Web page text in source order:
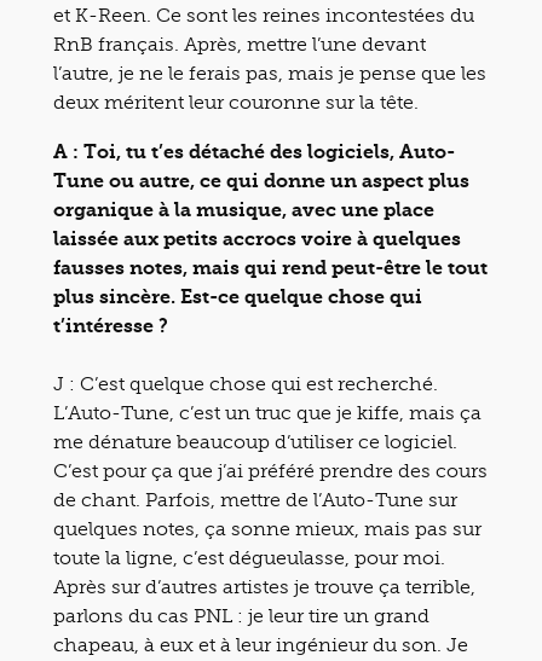
et K-Reen. Ce sont les reines incontestées du
RnB français. Après, mettre l’une devant
l’autre, je ne le ferais pas, mais je pense que les
deux méritent leur couronne sur la tête.
A : Toi, tu t’es détaché des logiciels, Auto-
Tune ou autre, ce qui donne un aspect plus
organique à la musique, avec une place
laissée aux petits accrocs voire à quelques
fausses notes, mais qui rend peut-être le tout
plus sincère. Est-ce quelque chose qui
t’intéresse ?
J : C’est quelque chose qui est recherché.
L’Auto-Tune, c’est un truc que je kiffe, mais ça
me dénature beaucoup d’utiliser ce logiciel.
C’est pour ça que j’ai préféré prendre des cours
de chant. Parfois, mettre de l’Auto-Tune sur
quelques notes, ça sonne mieux, mais pas sur
toute la ligne, c’est dégueulasse, pour moi.
Après sur d’autres artistes je trouve ça terrible,
parlons du cas PNL : je leur tire un grand
chapeau, à eux et à leur ingénieur du son. Je